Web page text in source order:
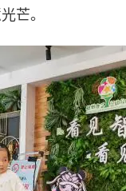
芒。